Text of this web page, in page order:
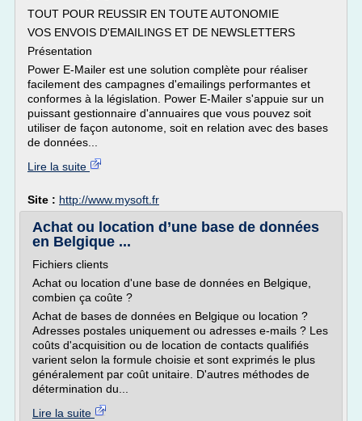
TOUT POUR REUSSIR EN TOUTE AUTONOMIE
VOS ENVOIS D'EMAILINGS ET DE NEWSLETTERS
Présentation
Power E-Mailer est une solution complète pour réaliser
facilement des campagnes d'emailings performantes et
conformes à la législation. Power E-Mailer s'appuie sur un
puissant gestionnaire d'annuaires que vous pouvez soit
utiliser de façon autonome, soit en relation avec des bases
de données...
Lire la suite
Site : http://www.mysoft.fr
Achat ou location d’une base de données
en Belgique ...
Fichiers clients
Achat ou location d'une base de données en Belgique,
combien ça coûte ?
Achat de bases de données en Belgique ou location ?
Adresses postales uniquement ou adresses e-mails ? Les
coûts d'acquisition ou de location de contacts qualifiés
varient selon la formule choisie et sont exprimés le plus
généralement par coût unitaire. D'autres méthodes de
détermination du...
Lire la suite